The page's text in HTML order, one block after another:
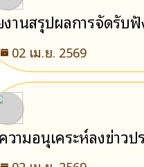
งานสรุปผลการจัดรับ
02 เม.ย. 2569
วามอนุเคระห์ลงข่าว